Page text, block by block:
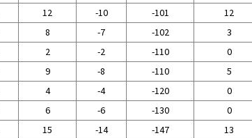
12 -10 -101 12
8 -7 -102 3
2 -2 -110 0
9 -8 -110 5
4 -4 -120 0
6 -6 -130 0
15 -14 -147 13